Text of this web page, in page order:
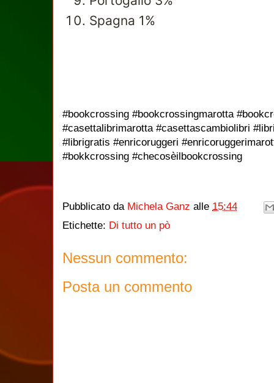
Spagna 1%
#bookcrossing #bookcrossingmarotta
#casettalibrimarotta #casettascambiolibri
#librigratis #enricoruggeri
#bokkcrossing #checosèilbookcrossing
Pubblicato da Michela Ganz alle 15:44
Etichette: Di tutto un pò
Nessun commento:
Posta un commento